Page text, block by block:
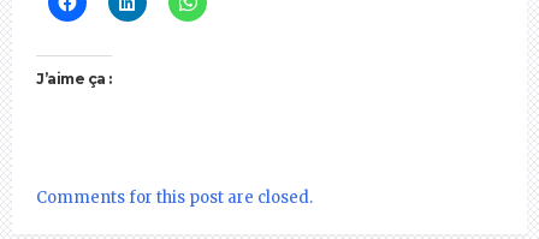
J’aime ça :
Comments for this post are closed.